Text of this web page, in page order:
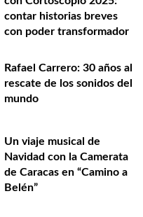
contar historias breves
con poder transformador
Rafael Carrero: 30 años al
rescate de los sonidos del
mundo
Un viaje musical de
Navidad con la Camerata
de Caracas en “Camino a
Belén”